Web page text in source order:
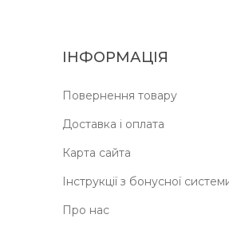
ІНФОРМАЦІЯ
Повернення товару
Доставка і оплата
Карта сайта
Інструкції з бонусної
Про нас